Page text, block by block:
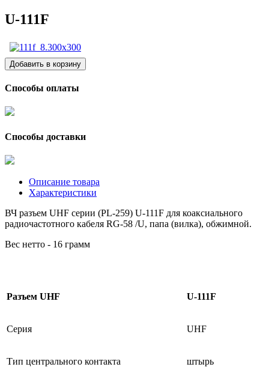
U-111F
Способы оплаты
Способы доставки
Описание товара
Характеристики
ВЧ разъем UHF серии (PL-259) U-111F для коаксиального
радиочастотного кабеля RG-58 /U, папа (вилка), обжимной.
Вес нетто - 16 грамм
Разъем UHF U-111F
Серия UHF
Тип центрального контакта штырь